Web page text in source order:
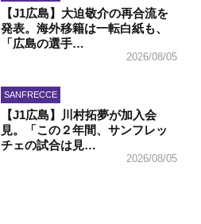
【J1広島】大迫敬介の再合流を
発表。海外移籍は一転白紙も、
「広島の選手…
2026/08/05
SANFRECCE
【J1広島】川村拓夢が加入会
見。「この２年間、サンフレッ
チェの試合は見…
2026/08/05